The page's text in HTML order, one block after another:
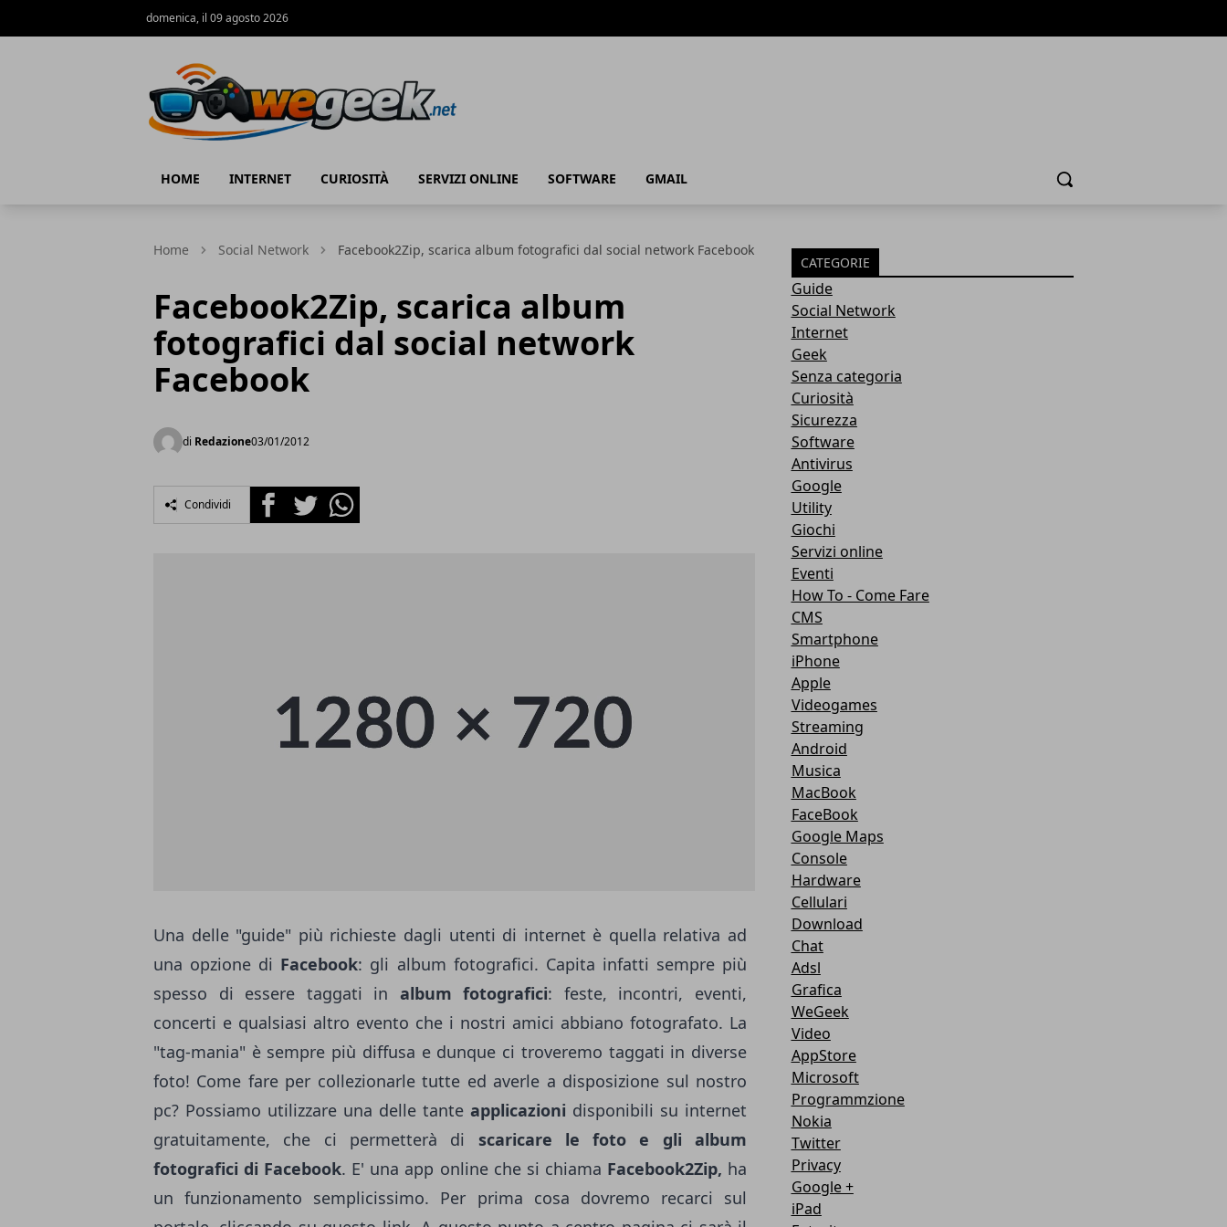
domenica, il 09 agosto 2026
HOME INTERNET CURIOSITÀ SERVIZI ONLINE SOFTWARE GMAIL Cerca
Home Social Network Facebook2Zip, scarica album fotografici dal social network Facebook
Facebook2Zip, scarica album
fotografici dal social network
Facebook
di Redazione03/01/2012
Condividi FacebookTwitterWhatsapp
Una delle "guide" più richieste dagli utenti di internet è quella relativa ad
una opzione di Facebook: gli album fotografici. Capita infatti sempre più
spesso di essere taggati in album fotografici: feste, incontri, eventi,
concerti e qualsiasi altro evento che i nostri amici abbiano fotografato. La
"tag-mania" è sempre più diffusa e dunque ci troveremo taggati in diverse
foto! Come fare per collezionarle tutte ed averle a disposizione sul nostro
pc? Possiamo utilizzare una delle tante applicazioni disponibili su internet
gratuitamente, che ci permetterà di scaricare le foto e gli album
fotografici di Facebook. E' una app online che si chiama Facebook2Zip, ha
un funzionamento semplicissimo. Per prima cosa dovremo recarci sul
CATEGORIE
Guide
Social Network
Internet
Geek
Senza categoria
Curiosità
Sicurezza
Software
Antivirus
Google
Utility
Giochi
Servizi online
Eventi
How To - Come Fare
CMS
Smartphone
iPhone
Apple
Videogames
Streaming
Android
Musica
MacBook
FaceBook
Google Maps
Console
Hardware
Cellulari
Download
Chat
Adsl
Grafica
WeGeek
Video
AppStore
Microsoft
Programmzione
Nokia
Twitter
Privacy
Google +
iPad